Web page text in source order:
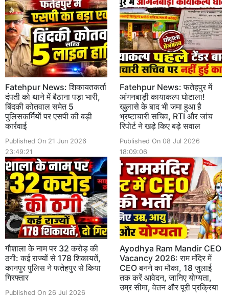
Fatehpur News: शिकायतकर्ता
दंपती को थाने में बैठाना पड़ा भारी,
बिंदकी कोतवाल समेत 5
पुलिसकर्मियों पर एसपी की बड़ी
कार्रवाई
Published On 21 Jun 2026
23:49:21
Fatehpur News: फतेहपुर में
आंगनबाड़ी कायाकल्प घोटाला!
खुलासे के बाद भी जमा हुआ है
भ्रष्टाचारी सचिव, RTI और जांच
रिपोर्ट ने खड़े किए बड़े सवाल
Published On 08 Jul 2026
18:09:06
गौशाला के नाम पर 32 करोड़ की
ठगी: कई राज्यों से 178 शिकायतें,
कानपुर पुलिस ने फतेहपुर से किया
गिरफ्तार
Published On 26 Jul 2026
Ayodhya Ram Mandir CEO
Vacancy 2026: राम मंदिर में
CEO बनने का मौका, 18 जुलाई
तक करें आवेदन, जानिए योग्यता,
उम्र सीमा, वेतन और पूरी प्रक्रिया